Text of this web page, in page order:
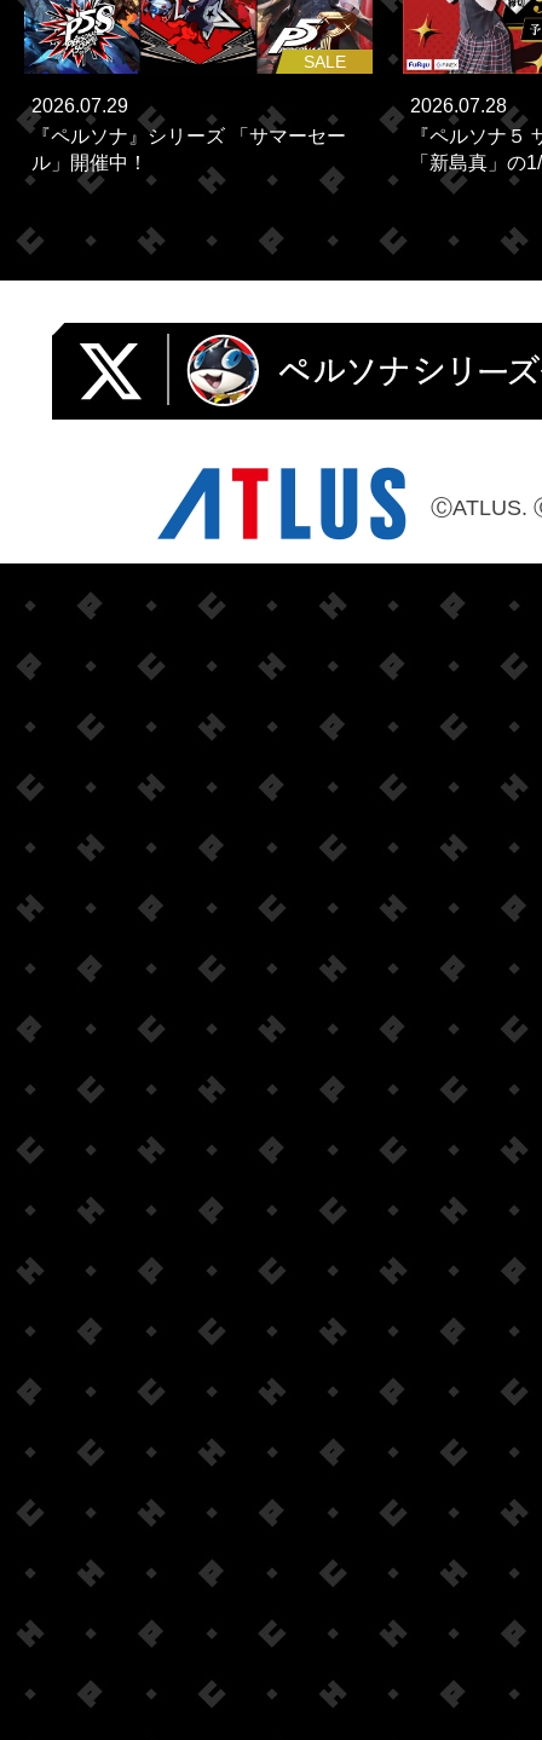
SALE
2026.07.29
『ペルソナ』シリーズ 「サマーセー
ル」開催中！
2026.07.28
『ペルソナ５
「新島真」の
ⒸATLUS.